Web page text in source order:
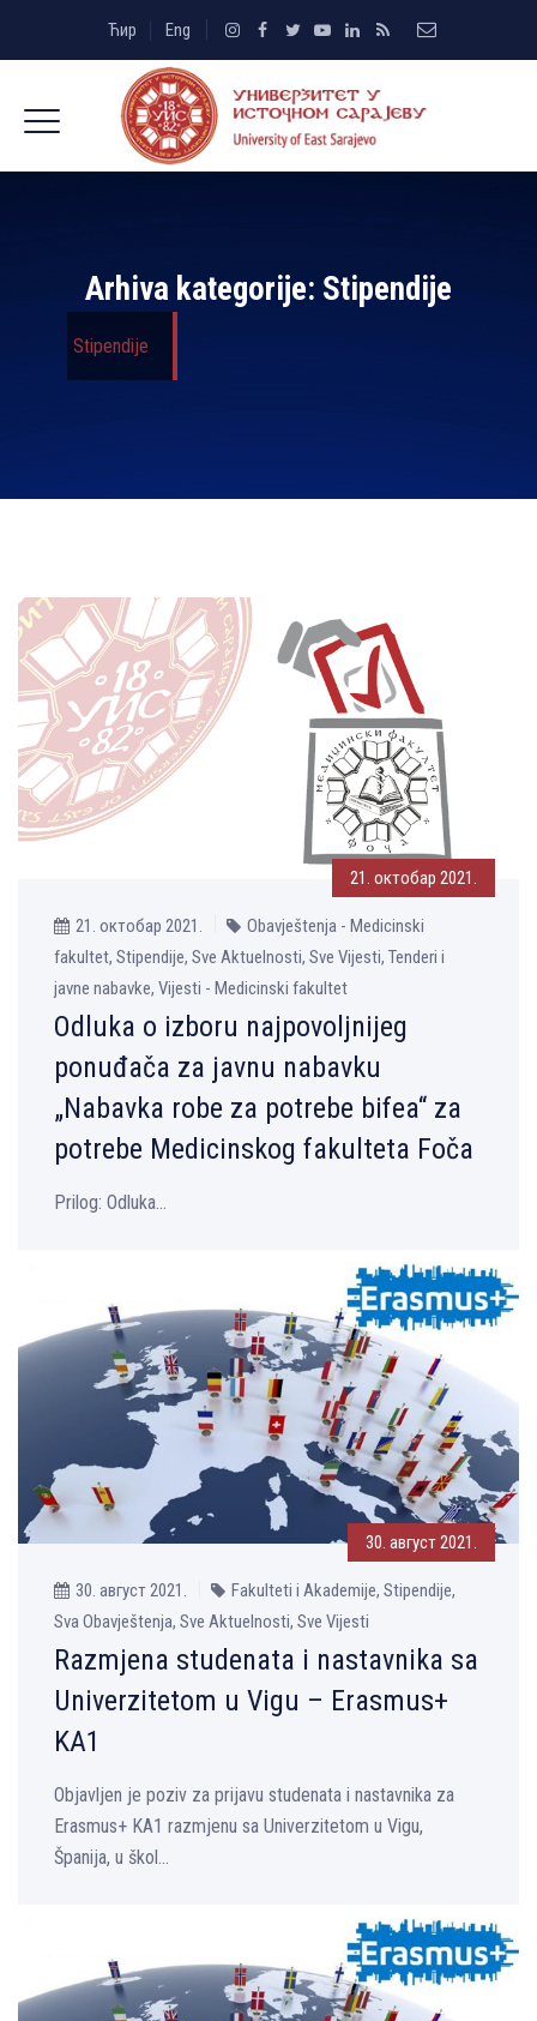
Ћир Eng
Arhiva kategorije: Stipendije
Stipendije
21. октобар 2021.
21. октобар 2021.
Obavještenja - Medicinski
fakultet, Stipendije, Sve Aktuelnosti, Sve Vijesti, Tenderi i
javne nabavke, Vijesti - Medicinski fakultet
Odluka o izboru najpovoljnijeg
ponuđača za javnu nabavku
„Nabavka robe za potrebe bifea“ za
potrebe Medicinskog fakulteta Foča
Prilog: Odluka...
30. август 2021.
30. август 2021.
Fakulteti i Akademije, Stipendije,
Sva Obavještenja, Sve Aktuelnosti, Sve Vijesti
Razmjena studenata i nastavnika sa
Univerzitetom u Vigu – Erasmus+
KA1
Objavljen je poziv za prijavu studenata i nastavnika za
Erasmus+ KA1 razmjenu sa Univerzitetom u Vigu,
Španija, u škol...